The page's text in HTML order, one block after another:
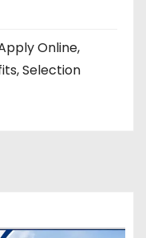
Online,
Selection